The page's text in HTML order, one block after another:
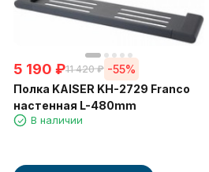
5 190 ₽11 420 ₽ -55%
Полка KAISER KH-2729 Franco
настенная L-480mm
В наличии